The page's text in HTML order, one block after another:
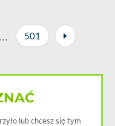
... 501
lub chcesz się tym